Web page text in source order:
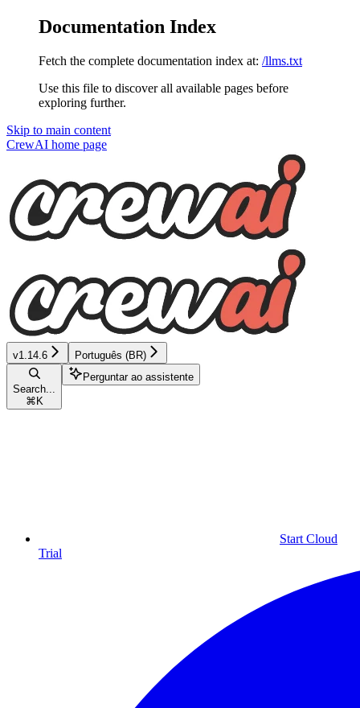
Documentation Index
Fetch the complete documentation index at: /llms.txt
Use this file to discover all available pages before
exploring further.
Skip to main content
CrewAI home page
v1.14.6 Português (BR)
Search...
⌘ K
Perguntar ao assistente
Start Cloud
Trial